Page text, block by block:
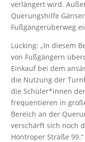
verlängert wird.
Querungshilfe
Fußgängerüberweg
Lücking: „In diesem
von Fußgängern
Einkauf bei dem
die Nutzung der
die Schüler*innen
frequentieren in
Bereich an der
verschärft sich noch
Höntroper Straße 99.“